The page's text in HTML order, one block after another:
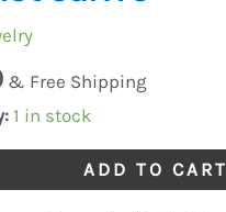
& Free Shipping
1 in stock
ADD TO CART